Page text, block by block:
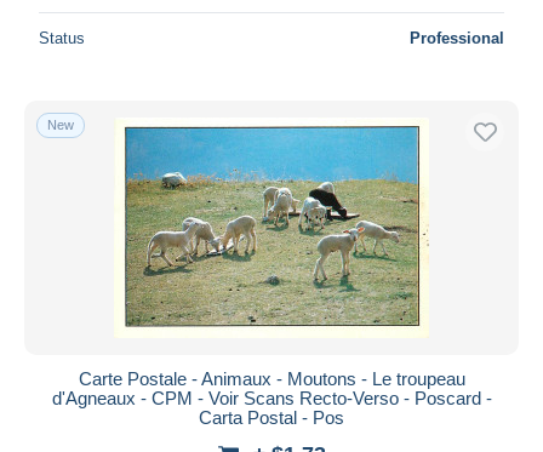
Status Professional
New
Carte Postale - Animaux - Moutons - Le troupeau
d'Agneaux - CPM - Voir Scans Recto-Verso - Poscard -
Carta Postal - Pos